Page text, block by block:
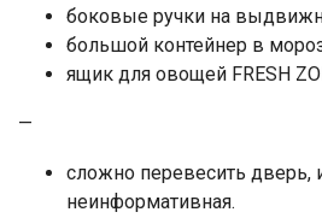
боковые ручки на
большой контейнер в
ящик для овощей FRESH
—
сложно перевесить дверь,
неинформативная.